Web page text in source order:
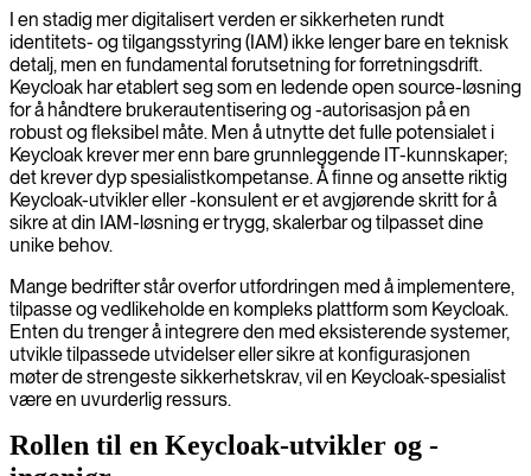
Vi tilbyr spesialisert Keycloak-kompetanse for å hjelpe deg med å
implementere robuste løsninger for identitets- og tilgangsstyring som
beskytter dine digitale verdier samtidig som brukeropplevelsen
forbedres.
I en stadig mer digitalisert verden er sikkerheten rundt
identitets- og tilgangsstyring (IAM) ikke lenger bare en teknisk
detalj, men en fundamental forutsetning for forretningsdrift.
Keycloak har etablert seg som en ledende open source-løsning
for å håndtere brukerautentisering og -autorisasjon på en
robust og fleksibel måte. Men å utnytte det fulle potensialet i
Keycloak krever mer enn bare grunnleggende IT-kunnskaper;
det krever dyp spesialistkompetanse. Å finne og ansette riktig
Keycloak-utvikler eller -konsulent er et avgjørende skritt for å
sikre at din IAM-løsning er trygg, skalerbar og tilpasset dine
unike behov.
Mange bedrifter står overfor utfordringen med å implementere,
tilpasse og vedlikeholde en kompleks plattform som Keycloak.
Enten du trenger å integrere den med eksisterende systemer,
utvikle tilpassede utvidelser eller sikre at konfigurasjonen
møter de strengeste sikkerhetskrav, vil en Keycloak-spesialist
være en uvurderlig ressurs.
Rollen til en Keycloak-utvikler og -